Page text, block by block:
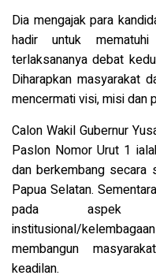
Dia mengajak para
hadir untuk
terlaksananya debat
Diharapkan masyarakat
mencermati visi, misi dan
Calon Wakil Gubernur
Paslon Nomor Urut 1
dan berkembang secara
Papua Selatan.
pada aspek
institusional/
membangun
keadilan.